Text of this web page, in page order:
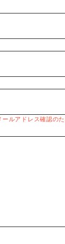
ールアドレス確認の